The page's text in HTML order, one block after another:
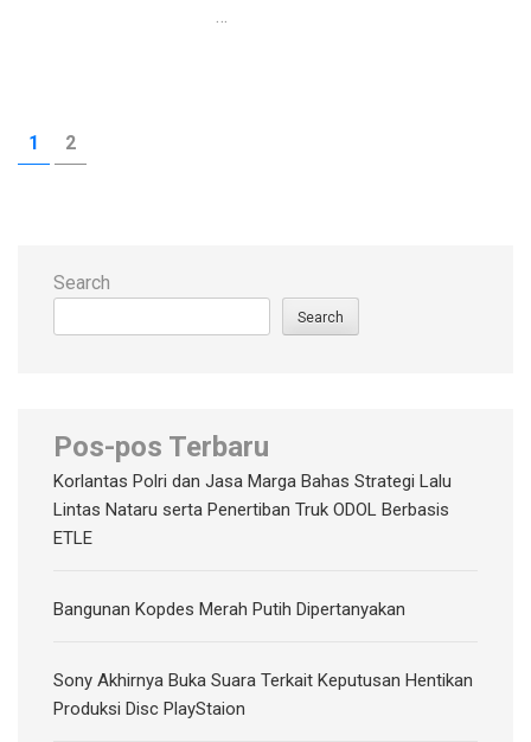
…
Posts
pagination
PAGE
1 PAGE
2
Search
Search
Pos-pos Terbaru
Korlantas Polri dan Jasa Marga Bahas Strategi Lalu
Lintas Nataru serta Penertiban Truk ODOL Berbasis
ETLE
Bangunan Kopdes Merah Putih Dipertanyakan
Sony Akhirnya Buka Suara Terkait Keputusan Hentikan
Produksi Disc PlayStaion